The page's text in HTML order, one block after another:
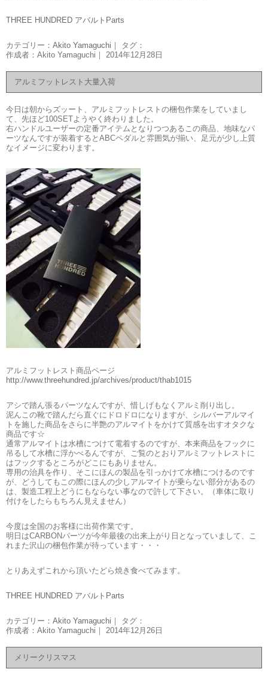
THREE HUNDRED アバルトParts
カテゴリー： Akito Yamaguchi ｜ タグ：
作成者：Akito Yamaguchi｜ 2014年12月28日
アルミフットレスト大量入荷
今日は朝からズッート、アルミフットレストの梱包作業をしていまし
て、先ほど100SETようやく終わりました。
右ハンドルユーザーの定番アイテムとなりつつあるこの商品、地味なパ
ーツなんですが装着するとABCペダルと雰囲気が揃い、足元が少し上質
なイメージに変わります。
アルミフットレスト商品ページ
http://www.threehundred.jp/archives/product/thab1015
アシで踏ん張るパーツなんですが、惜しげもなくアルミ削り出し。
泥んこの靴で踏んだら直ぐにドロドロになりますが、シルバーアルマイ
トを施した商品をさらに半艶のアルマイトをかけて質感を出すオタクな
商品です☆
通常アルマイトは水槽につけて電着するのですが、本来商品をフックに
吊るして水槽に浮かべるんですが、ご覧のとおりアルミフットレストに
はフックするところがどこにもありません。
専用の治具を作り、そこにほんの製品を引っかけて水槽につけるのです
が、どうしてもこの際にほんの少しアルマイトが乗らない部分があるの
は、製造工程上どうにもならない事なので許して下さい。（車体に取り
付けをしたらもちろん見えません）
今度は全国のお客様に出荷作業です。
明日はCARBONパーツが今年最後の出来上がり日となっていまして、こ
れまた沢山の梱包作業が待っています・・・
とりあえずこれから頂いたどら焼き食べてみます。
THREE HUNDRED アバルトParts
カテゴリー： Akito Yamaguchi ｜ タグ：
作成者：Akito Yamaguchi｜ 2014年12月26日
メリークリスマス